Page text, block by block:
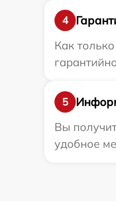
4
Как
5
Вы
удобное